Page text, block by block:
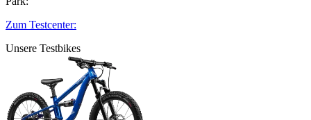
Zum Testcenter:
Unsere Testbikes